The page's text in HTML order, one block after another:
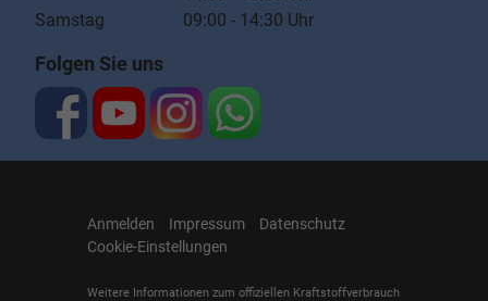
Samstag 09:00 - 14:30 Uhr
Folgen Sie uns
Anmelden Impressum
Datenschutz
Cookie-Einstellungen
Weitere Informationen zum offiziellen Kraftstoffverbrauch